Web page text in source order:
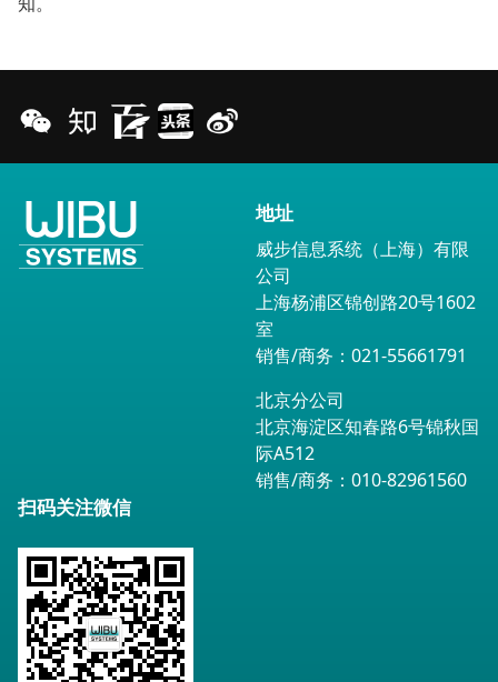
地址
威步信息系统（上海）有限
公司
上海杨浦区锦创路20号1602
室
销售/商务：021-55661791
北京分公司
北京海淀区知春路6号锦秋国
际A512
销售/商务：010-82961560
扫码关注微信